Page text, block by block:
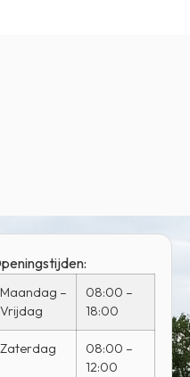
Maandag –
Vrijdag
08:00 –
18:00
Zaterdag
08:00 –
12:00